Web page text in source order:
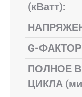
(кВатт):
G-
ПОЛНОЕ
ЦИКЛА